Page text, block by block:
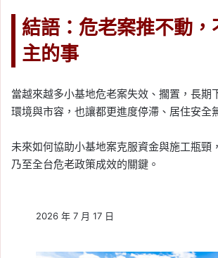
結語：危老案推不動
主的事
當越來越多小基地危老案失效、擱置，長期
環境與市容，也讓都更進度停滯、居住安全
未來如何協助小基地案克服資金與施工瓶頸
乃至全台危老政策成效的關鍵。
2026 年 7 月 17 日